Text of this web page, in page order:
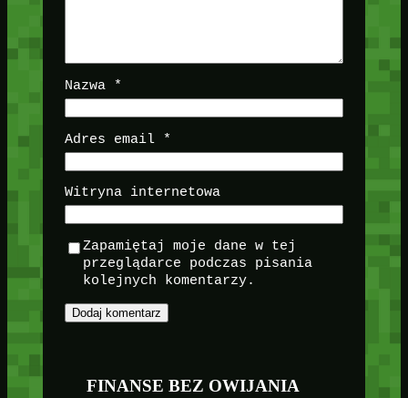
Nazwa *
Adres email *
Witryna internetowa
Zapamiętaj moje dane w tej
przeglądarce podczas pisania
kolejnych komentarzy.
FINANSE BEZ OWIJANIA